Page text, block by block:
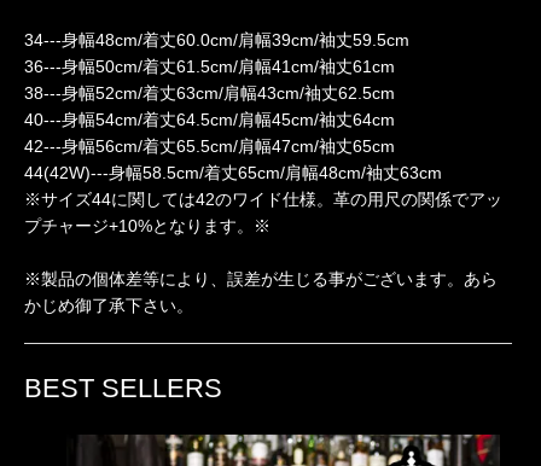
34---身幅48cm/着丈60.0cm/肩幅39cm/袖丈59.5cm
36---身幅50cm/着丈61.5cm/肩幅41cm/袖丈61cm
38---身幅52cm/着丈63cm/肩幅43cm/袖丈62.5cm
40---身幅54cm/着丈64.5cm/肩幅45cm/袖丈64cm
42---身幅56cm/着丈65.5cm/肩幅47cm/袖丈65cm
44(42W)---身幅58.5cm/着丈65cm/肩幅48cm/袖丈63cm
※サイズ44に関しては42のワイド仕様。革の用尺の関係でアッ
プチャージ+10%となります。※
※製品の個体差等により、誤差が生じる事がございます。あら
かじめ御了承下さい。
BEST SELLERS